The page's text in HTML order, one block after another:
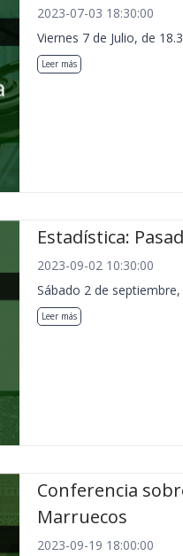
2023-07-03 18:30:00
Viernes 7 de Julio, de
Leer más
Estadística:
2023-09-02 10:30:00
Sábado 2 de
Leer más
Conferencia
Marruecos
2023-09-19 18:00:00